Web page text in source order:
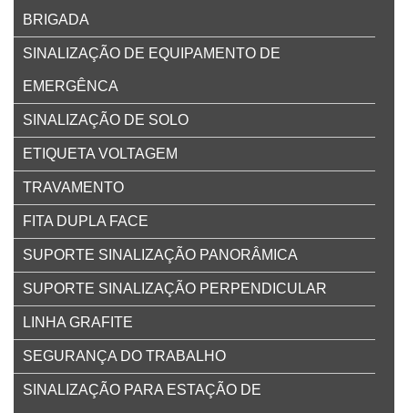
BRIGADA
SINALIZAÇÃO DE EQUIPAMENTO DE
EMERGÊNCA
SINALIZAÇÃO DE SOLO
ETIQUETA VOLTAGEM
TRAVAMENTO
FITA DUPLA FACE
SUPORTE SINALIZAÇÃO PANORÂMICA
SUPORTE SINALIZAÇÃO PERPENDICULAR
LINHA GRAFITE
SEGURANÇA DO TRABALHO
SINALIZAÇÃO PARA ESTAÇÃO DE